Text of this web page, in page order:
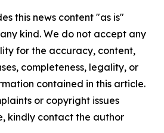
this news content "as is"
kind. We do not accept any
for the accuracy, content,
completeness, legality, or
contained in this article.
or copyright issues
kindly contact the author